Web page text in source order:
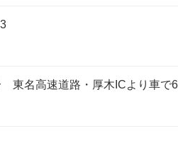
東名高速道路・厚木ICより車で